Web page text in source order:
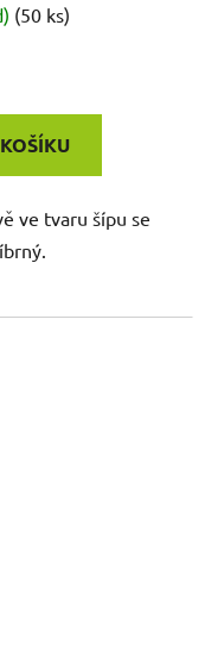
(50 ks)
ve tvaru šípu se